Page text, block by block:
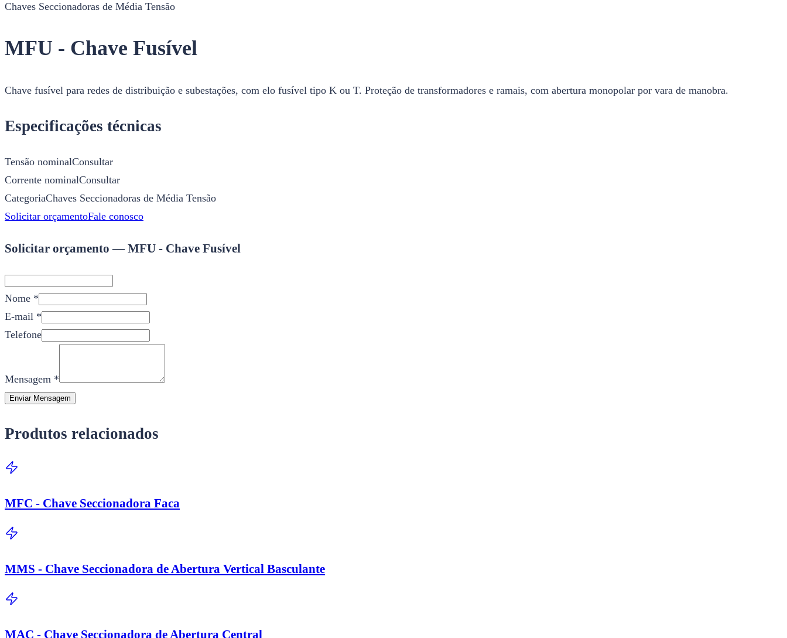
Chaves Seccionadoras de Média Tensão
MFU - Chave Fusível
Chave fusível para redes de distribuição e subestações, com elo fusível tipo K ou T. Proteção de transformadores e ramais, com abertura monopolar por vara de manobra.
Especificações técnicas
Tensão nominalConsultar
Corrente nominalConsultar
CategoriaChaves Seccionadoras de Média Tensão
Solicitar orçamentoFale conosco
Solicitar orçamento — MFU - Chave Fusível
Nome *
E-mail *
Telefone
Mensagem *
Enviar Mensagem
Produtos relacionados
MFC - Chave Seccionadora Faca
MMS - Chave Seccionadora de Abertura Vertical Basculante
MAC - Chave Seccionadora de Abertura Central